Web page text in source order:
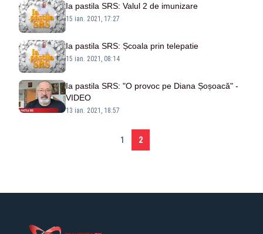
Ia pastila SRS: Valul 2 de imunizare
15 ian. 2021, 17:27
Ia pastila SRS: Școala prin telepatie
15 ian. 2021, 08:14
Ia pastila SRS: "O provoc pe Diana Șoșoacă" -
VIDEO
13 ian. 2021, 18:57
1 2